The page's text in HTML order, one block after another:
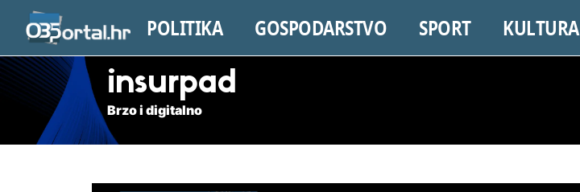
POLITIKA GOSPODARSTVO SPORT KULTURA
insurpad
Brzo i digitalno